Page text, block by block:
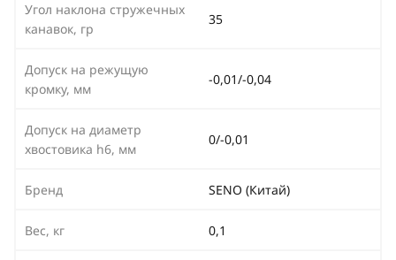
Угол наклона стружечных
канавок, гр
35
Допуск на режущую
кромку, мм
-0,01/-0,04
Допуск на диаметр
хвостовика h6, мм
0/-0,01
Бренд SENO (Китай)
Вес, кг 0,1